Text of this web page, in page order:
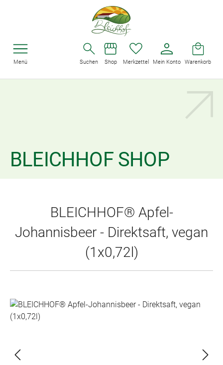
Menü Suchen Shop Merkzettel Mein Konto Warenkorb
BLEICHHOF SHOP
BLEICHHOF® Apfel-
Johannisbeer - Direktsaft, vegan
(1x0,72l)
Bildergalerie überspringen